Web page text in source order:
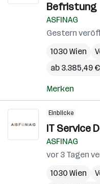
Befristung
ASFINAG
Gestern
1030 Wien
ab 3.385,49
Merken
Einblicke
IT Service
ASFINAG
vor 3 Tagen
1030 Wien